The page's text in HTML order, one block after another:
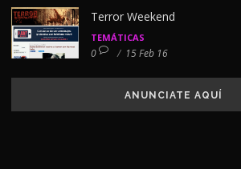
Terror Weekend
TEMÁTICAS
0 / 15 Feb 16
ANUNCIATE AQUÍ